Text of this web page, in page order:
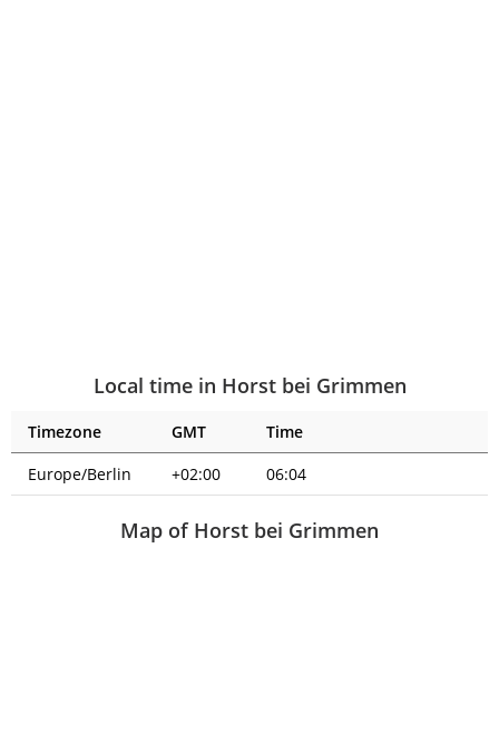
Local time in Horst bei Grimmen
Timezone GMT
Time
Europe/Berlin
+02:00 06:04
Map of Horst bei Grimmen